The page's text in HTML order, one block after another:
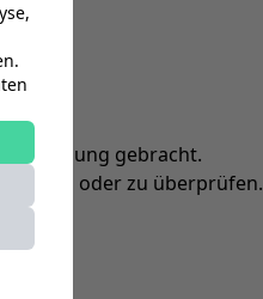
gebracht.
oder zu überprüfen.